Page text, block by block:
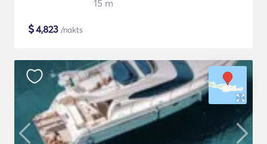
15 m
$4,823 /nakts